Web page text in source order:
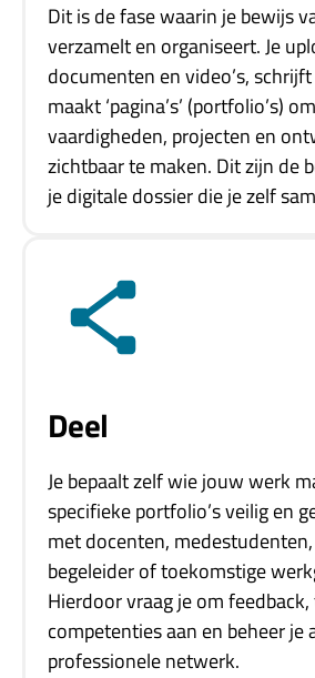
Dit is de fase waarin je bewijs
verzamelt en organiseert. Je
documenten en video’s,
maakt ‘pagina’s’ (portfolio’s)
vaardigheden, projecten en
zichtbaar te maken. Dit zijn de
je digitale dossier die je zelf
Deel
Je bepaalt zelf wie jouw werk
specifieke portfolio’s veilig en
met docenten,
begeleider of toekomstige
Hierdoor vraag je om
competenties aan en beheer je
professionele netwerk.